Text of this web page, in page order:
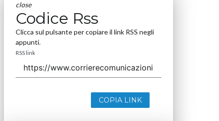
close
Codice Rss
Clicca sul pulsante per copiare il link RSS negli
appunti.
RSS link
COPIA LINK